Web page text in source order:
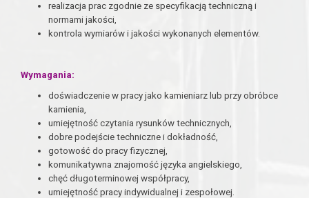
realizacja prac zgodnie ze specyfikacją techniczną i
normami jakości,
kontrola wymiarów i jakości wykonanych elementów.
Wymagania:
doświadczenie w pracy jako kamieniarz lub przy obróbce
kamienia,
umiejętność czytania rysunków technicznych,
dobre podejście techniczne i dokładność,
gotowość do pracy fizycznej,
komunikatywna znajomość języka angielskiego,
chęć długoterminowej współpracy,
umiejętność pracy indywidualnej i zespołowej.